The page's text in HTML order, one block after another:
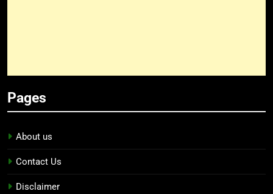
Pages
About us
Contact Us
Disclaimer